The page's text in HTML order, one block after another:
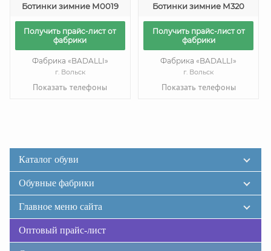
Ботинки зимние М0019
Получить прайс-лист от
фабрики
Фабрика «BADALLI»
г. Вольск
Показать телефоны
Ботинки зимние М320
Получить прайс-лист от
фабрики
Фабрика «BADALLI»
г. Вольск
Показать телефоны
Каталог обуви
Обувные фабрики
Главное меню сайта
Оптовый прайс-лист